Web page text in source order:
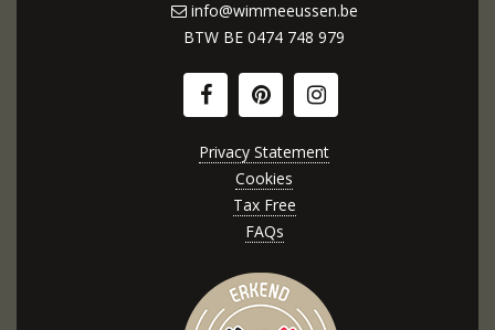
info@wimmeeussen.be
BTW BE 0474 748 979
Privacy Statement
Cookies
Tax Free
FAQs